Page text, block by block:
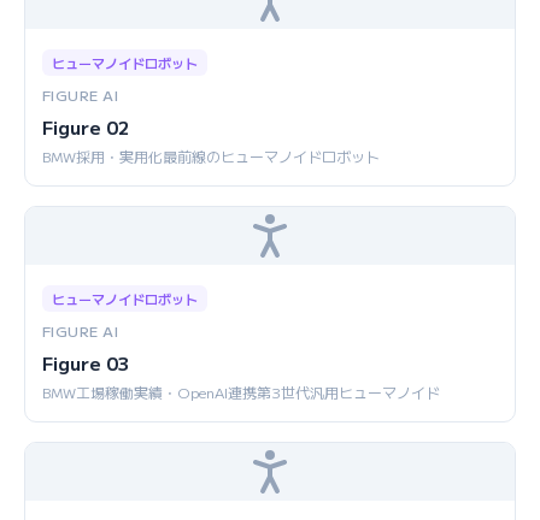
ヒューマノイドロボット
FIGURE AI
Figure 02
BMW採用・実用化最前線のヒューマノイドロボット
ヒューマノイドロボット
FIGURE AI
Figure 03
BMW工場稼働実績・OpenAI連携第3世代汎用ヒューマノイド